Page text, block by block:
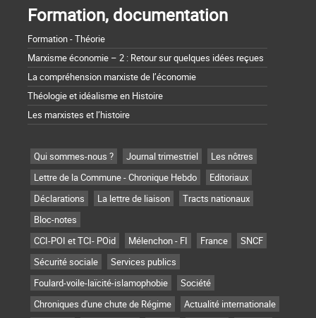
Formation, documentation
Formation - Théorie
Marxisme économie – 2 : Retour sur quelques idées reçues
La compréhension marxiste de l’économie
Théologie et idéalisme en Histoire
Les marxistes et l’histoire
Qui sommes-nous ? Journal trimestriel
Les nôtres
Lettre de la Commune - Chronique Hebdo
Editoriaux
Déclarations
La lettre de liaison
Tracts nationaux
Bloc-notes
CCI-POI et TCI- POid
Mélenchon - FI France
SNCF
Sécurité sociale
Services publics
Foulard-voile-laïcité-islamophobie
Société
Chroniques d'une chute de Régime
Actualité internationale